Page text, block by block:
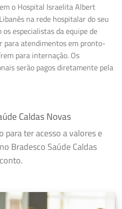
o Hospital Israelita Albert
na rede hospitalar do seu
especialistas da equipe de
para atendimentos em pronto-
para internação. Os
serão pagos diretamente pela
Caldas Novas
para ter acesso a valores e
Bradesco Saúde Caldas